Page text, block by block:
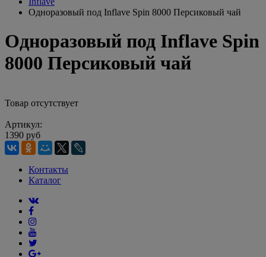
Одноразовый под Inflave Spin 8000 Персиковый чай
Одноразовый под Inflave Spin
8000 Персиковый чай
Товар отсутствует
Артикул:
1390 руб
Контакты
Каталог